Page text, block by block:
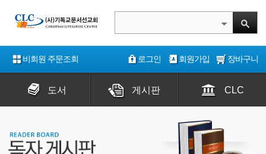
비회원 주문조회 로그인 회원가입 장바구니
도서 게시판 CLC